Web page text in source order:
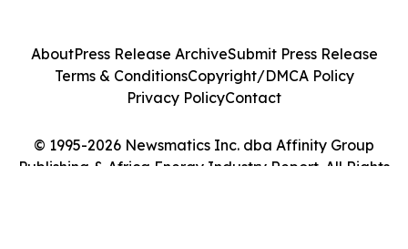
© 1995-2026 Newsmatics Inc. dba Affinity Group
Publishing & Africa Energy Industry Report. All Rights
AboutPress Release ArchiveSubmit Press Release
Terms & ConditionsCopyright/DMCA Policy
Privacy PolicyContact